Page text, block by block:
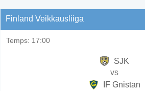
Finland Veikkausliiga
Temps: 17:00
SJK
vs
IF Gnistan